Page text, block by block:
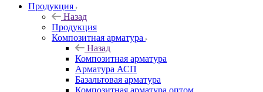
Продукция
Назад
Продукция
Композитная арматура
Назад
Композитная арматура
Арматура АСП
Базальтовая арматура
Композитная арматура оптом